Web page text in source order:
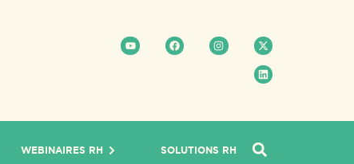
WEBINAIRES RH SOLUTIONS RH